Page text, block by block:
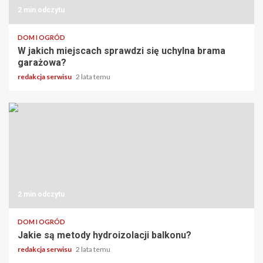
2 min odczytu
DOM I OGRÓD
W jakich miejscach sprawdzi się uchylna brama
garażowa?
redakcja serwisu 2 lata temu
2 min odczytu
DOM I OGRÓD
Jakie są metody hydroizolacji balkonu?
redakcja serwisu 2 lata temu